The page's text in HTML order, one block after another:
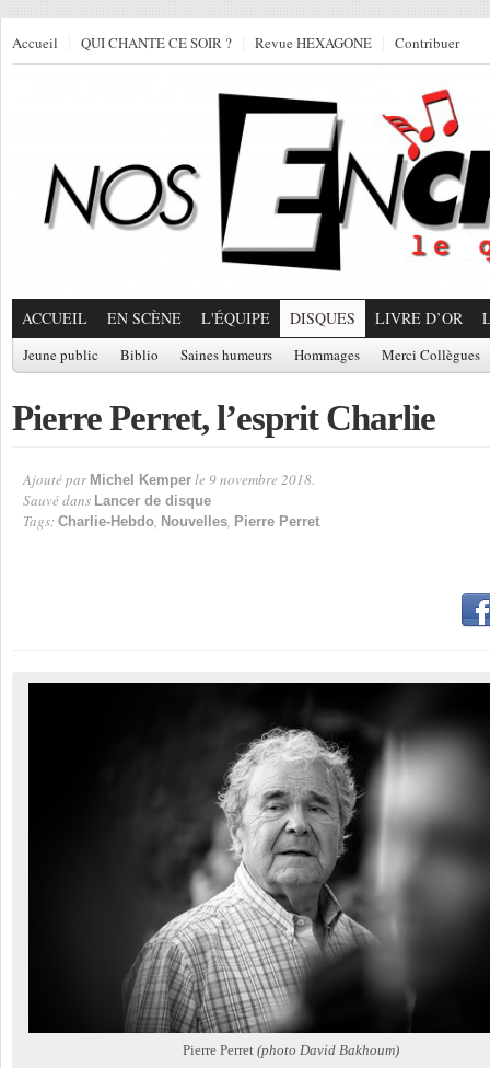
Accueil QUI CHANTE CE SOIR ? Revue HEXAGONE Contribuer
ACCUEIL EN SCÈNE L'ÉQUIPE DISQUES LIVRE D’OR
Jeune public Biblio Saines humeurs Hommages Merci Collègues
Pierre Perret, l’esprit Charlie
Ajouté par Michel Kemper le 9 novembre 2018.
Sauvé dans Lancer de disque
Tags: Charlie-Hebdo, Nouvelles, Pierre Perret
Pierre Perret (photo David Bakhoum)